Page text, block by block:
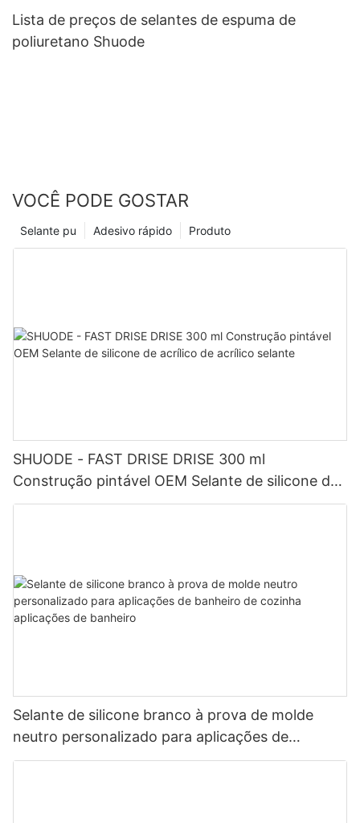
Lista de preços de selantes de espuma de
poliuretano Shuode
VOCÊ PODE GOSTAR
Produto
Adesivo rápido
Selante pu
SHUODE - FAST DRISE DRISE 300 ml
Construção pintável OEM Selante de silicone de
acrílico de acrílico selante
Selante de silicone branco à prova de molde
neutro personalizado para aplicações de
banheiro de cozinha aplicações de banheiro